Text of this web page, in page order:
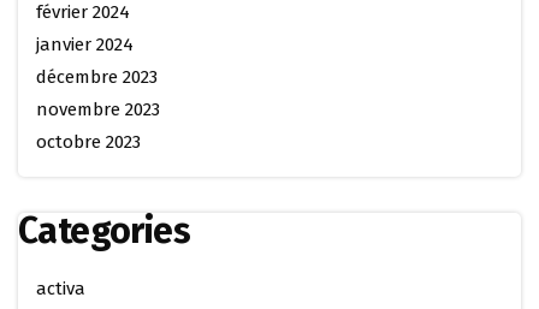
février 2024
janvier 2024
décembre 2023
novembre 2023
octobre 2023
Categories
activa